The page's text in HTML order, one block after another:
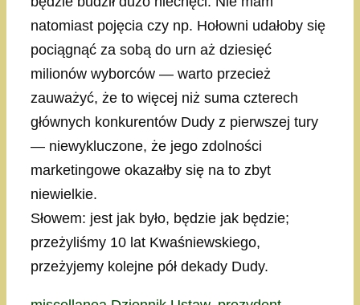
natomiast pojęcia czy np. Hołowni udałoby się
pociągnąć za sobą do urn aż dziesięć
milionów wyborców — warto przecież
zauważyć, że to więcej niż suma czterech
głównych konkurentów Dudy z pierwszej tury
— niewykluczone, że jego zdolności
marketingowe okazałby się na to zbyt
niewielkie.
Słowem: jest jak było, będzie jak będzie;
przeżyliśmy 10 lat Kwaśniewskiego,
przeżyjemy kolejne pół dekady Dudy.